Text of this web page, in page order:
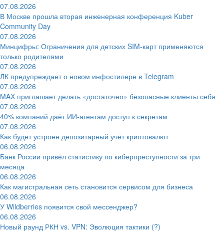
07.08.2026
В Москве прошла вторая инженерная конференция Kuber
Community Day
07.08.2026
Минцифры: Ограничения для детских SIM-карт применяются
только родителями
07.08.2026
ЛК предупреждает о новом инфостилере в Telegram
07.08.2026
MAX приглашает делать «достаточно» безопасные клиенты себя
07.08.2026
40% компаний даёт ИИ‑агентам доступ к секретам
07.08.2026
Как будет устроен депозитарный учёт криптовалют
06.08.2026
Банк России привёл статистику по киберпреступности за три
месяца
06.08.2026
Как магистральная сеть становится сервисом для бизнеса
06.08.2026
У Wildberries появится свой мессенджер?
06.08.2026
Новый раунд РКН vs. VPN: Эволюция тактики (?)